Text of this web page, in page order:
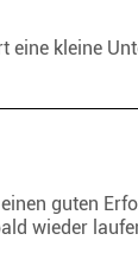
eine kleine
guten
wieder